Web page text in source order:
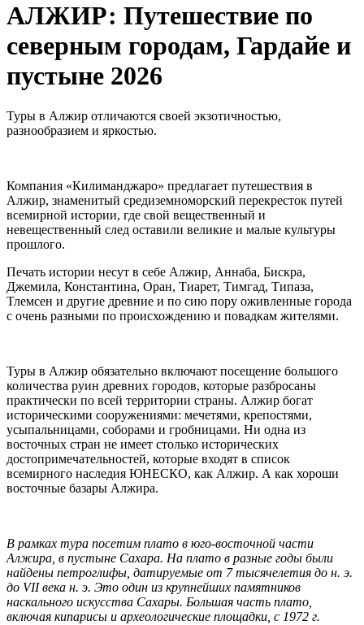
АЛЖИР: Путешествие по
северным городам, Гардайе и
пустыне 2026
Туры в Алжир отличаются своей экзотичностью,
разнообразием и яркостью.
Компания «Килиманджаро» предлагает путешествия в
Алжир, знаменитый средиземноморский перекресток путей
всемирной истории, где свой вещественный и
невещественный след оставили великие и малые культуры
прошлого.
Печать истории несут в себе Алжир, Аннаба, Бискра,
Джемила, Константина, Оран, Тиарет, Тимгад, Типаза,
Тлемсен и другие древние и по сию пору оживленные города
с очень разными по происхождению и повадкам жителями.
Туры в Алжир обязательно включают посещение большого
количества руин древних городов, которые разбросаны
практически по всей территории страны. Алжир богат
историческими сооружениями: мечетями, крепостями,
усыпальницами, соборами и гробницами. Ни одна из
восточных стран не имеет столько исторических
достопримечательностей, которые входят в список
всемирного наследия ЮНЕСКО, как Алжир. А как хороши
восточные базары Алжира.
В рамках тура посетим плато в юго-восточной части
Алжира, в пустыне Сахара. На плато в разные годы были
найдены петроглифы, датируемые от 7 тысячелетия до н. э.
до VII века н. э. Это один из крупнейших памятников
наскального искусства Сахары. Большая часть плато,
включая кипарисы и археологические площадки, с 1972 г.